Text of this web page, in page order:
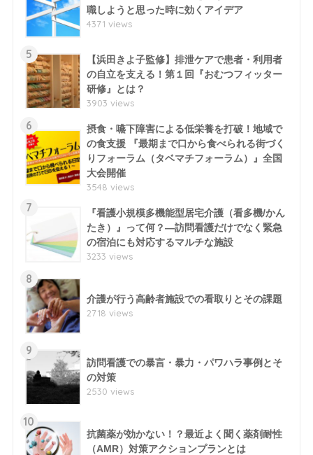
職しようと思った時に効くアイデア
4371 views
5
【浜田きよ子監修】排泄ケアで患者・利用者
の自立を支える！第１回『おむつフィッター
研修』とは？
3903 views
6
摂食・嚥下障害による低栄養を打破！地域で
の食支援 『最期まで口から食べられる街づく
りフォーラム（タベマチフォーラム）』全国
大会開催
3548 views
7
『看護小規模多機能型居宅介護（看多機/かん
たき）』って何？―訪問看護だけでなく緊急
の宿泊にも対応するマルチな施設
3233 views
8
介護が行う高齢者施設での看取りとその課題
2718 views
9
訪問看護での暴言・暴力・パワハラ事例とそ
の対策
2530 views
10
抗菌薬が効かない！？最近よく聞く薬剤耐性
（AMR）対策アクションプランとは